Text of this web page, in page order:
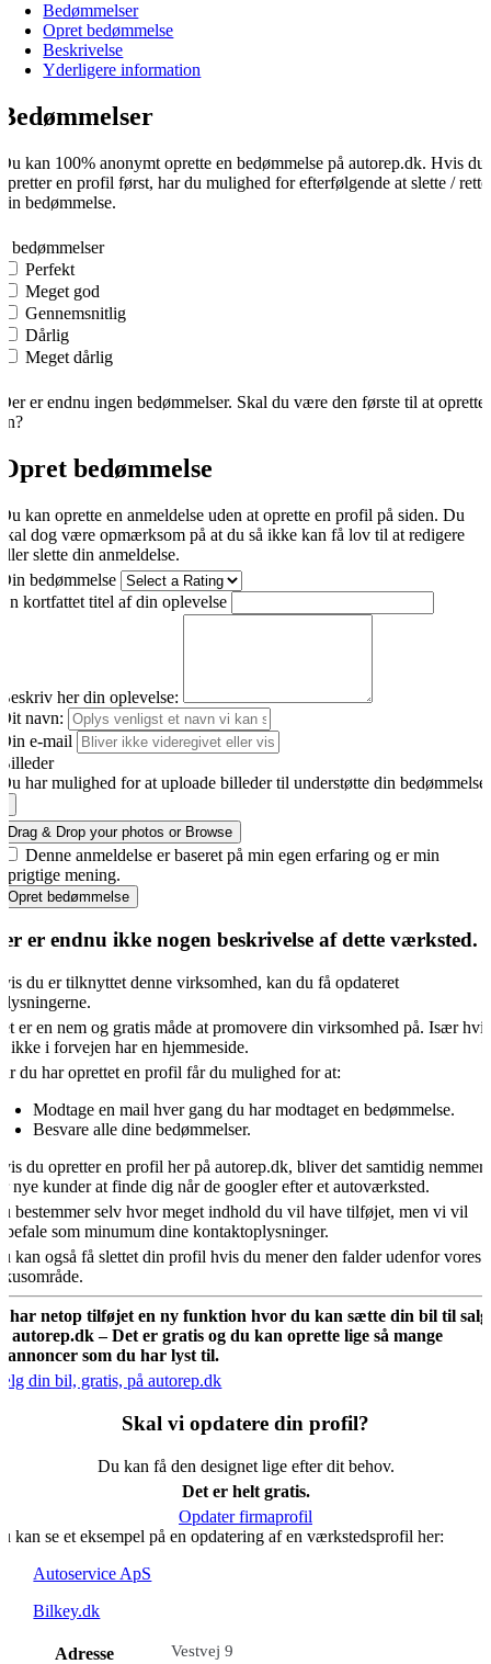
Bedømmelser
Opret bedømmelse
Beskrivelse
Yderligere information
Bedømmelser
Du kan 100% anonymt oprette en bedømmelse på autorep.dk. Hvis du
opretter en profil først, har du mulighed for efterfølgende at slette / rette
din bedømmelse.
0 bedømmelser
Perfekt
Meget god
Gennemsnitlig
Dårlig
Meget dårlig
Der er endnu ingen bedømmelser. Skal du være den første til at oprette
én?
Opret bedømmelse
Du kan oprette en anmeldelse uden at oprette en profil på siden. Du
skal dog være opmærksom på at du så ikke kan få lov til at redigere
eller slette din anmeldelse.
Din bedømmelse
En kortfattet titel af din oplevelse
Beskriv her din oplevelse:
Dit navn:
Din e-mail
Billeder
Du har mulighed for at uploade billeder til understøtte din bedømmelse.
Drag & Drop your photos or Browse
Denne anmeldelse er baseret på min egen erfaring og er min
oprigtige mening.
Opret bedømmelse
er endnu ikke nogen beskrivelse af dette værksted.
du er tilknyttet denne virksomhed, kan du få opdateret
er en nem og gratis måde at promovere din virksomhed på. Især hvis
ikke i forvejen har en hjemmeside.
du har oprettet en profil får du mulighed for at:
Modtage en mail hver gang du har modtaget en bedømmelse.
Besvare alle dine bedømmelser.
du opretter en profil her på autorep.dk, bliver det samtidig
nye kunder at finde dig når de googler efter et autoværksted.
bestemmer selv hvor meget indhold du vil have tilføjet, men vi vil
som minumum dine kontaktoplysninger.
kan også få slettet din profil hvis du mener den falder udenfor vores
har netop tilføjet en ny funktion hvor du kan sætte din bil til salg
autorep.dk – Det er gratis og du kan oprette lige så mange
som du har lyst til.
din bil, gratis, på autorep.dk
Skal vi opdatere din profil?
Du kan få den designet lige efter dit behov.
Det er helt gratis.
Opdater firmaprofil
kan se et eksempel på en opdatering af en værkstedsprofil her:
Autoservice ApS
Bilkey.dk
Adresse Vestvej 9